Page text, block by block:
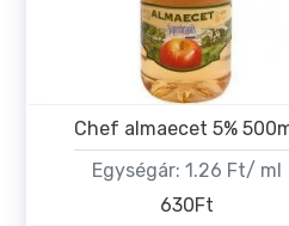
Egységár: 1.26 Ft/ ml
Chef almaecet 5%
630Ft